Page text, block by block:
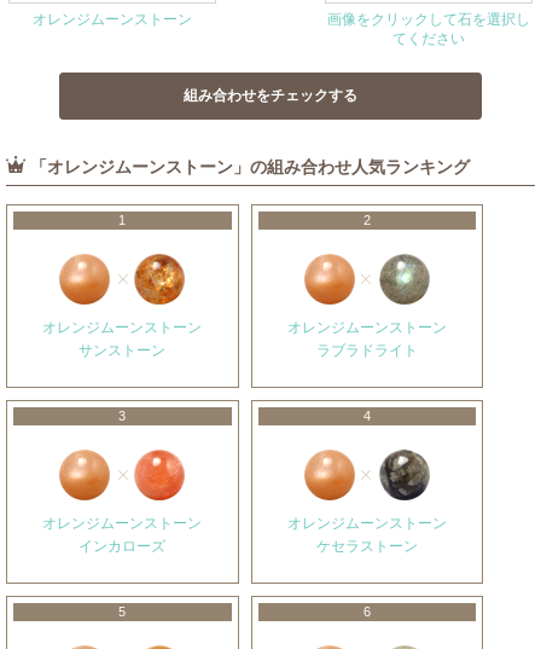
オレンジムーンストーン
画像をクリックして石を選択し
てください
「オレンジムーンストーン」の組み合わせ人気ランキング
1
オレンジムーンストーン
サンストーン
2
オレンジムーンストーン
ラブラドライト
3
オレンジムーンストーン
インカローズ
4
オレンジムーンストーン
ケセラストーン
5 6